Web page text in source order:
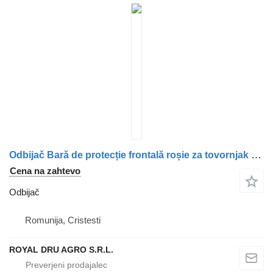
Odbijač Bară de protecție frontală roșie za tovornjak Van Hool 77700336
Cena na zahtevo
Odbijač
Romunija, Cristesti
ROYAL DRU AGRO S.R.L.